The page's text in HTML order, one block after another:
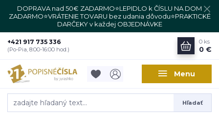
DOPRAVA nad 50€ ZADARMO⭐LEPIDLO k ČÍSLU NA DOM
ZADARMO⭐VRÁTENIE TOVARU bez udania dôvodu⭐PRAKTICKÉ
DARČEKY v každej OBJEDNÁVKE
Menu
Hľadať
+421 917 735 336
(Po-Pia, 8:00-16:00 hod.)
0 ks
0 €